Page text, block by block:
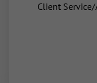
Client